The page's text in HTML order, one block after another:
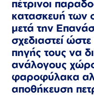
πέτρινοι
κατασκευή των
μετά την
σχεδιαστεί
πηγής τους να
ανάλογους
φαροφύλακα
αποθήκευση